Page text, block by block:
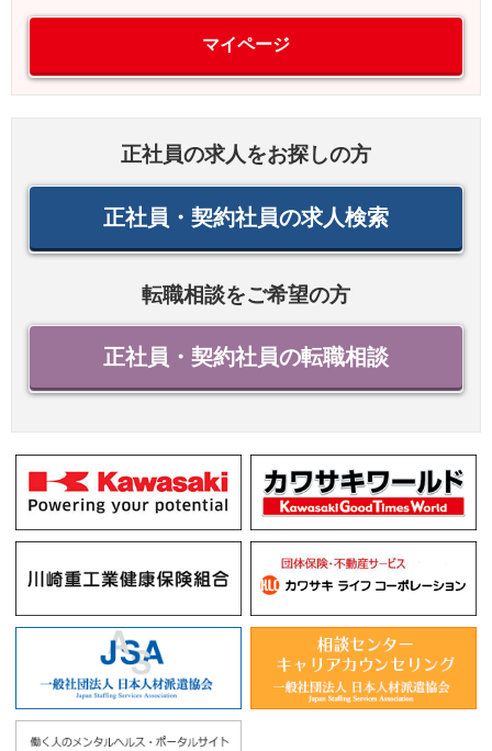
マイページ
正社員の求人をお探しの方
正社員・契約社員の求人検索
転職相談をご希望の方
正社員・契約社員の転職相談